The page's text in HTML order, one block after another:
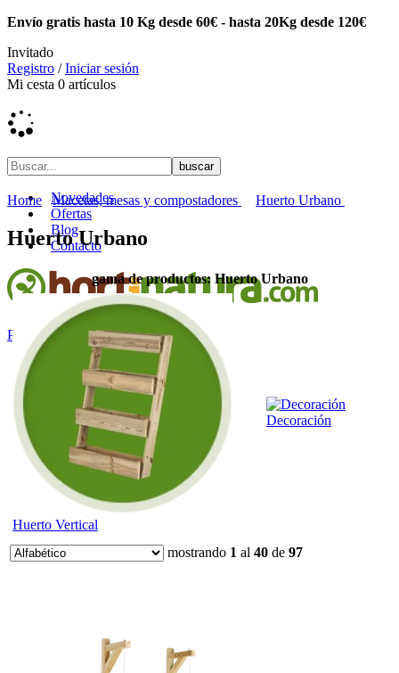
Envío gratis hasta 10 Kg desde 60€ - hasta 20Kg desde 120€
Invitado
Registro /Iniciar sesión
Mi cesta 0 artículos
Novedades
Ofertas
Blog
Contacto
PRODUCTOS
Home Macetas, mesas y compostadores Huerto Urbano
Huerto Urbano
gama de productos: Huerto Urbano
Huerto Vertical
Decoración
mostrando 1 al 40 de 97